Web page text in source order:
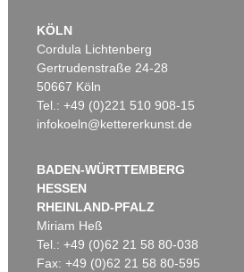
KÖLN
Cordula Lichtenberg
Gertrudenstraße 24-28
50667 Köln
Tel.: +49 (0)221 510 908-15
infokoeln@kettererkunst.de
BADEN-WÜRTTEMBERG
HESSEN
RHEINLAND-PFALZ
Miriam Heß
Tel.: +49 (0)62 21 58 80-038
Fax: +49 (0)62 21 58 80-595